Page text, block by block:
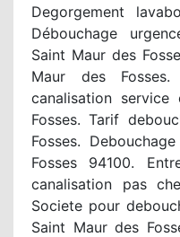
Degorgement
Débouchage
Saint Maur des
Maur des
canalisation
Fosses. Tarif
Fosses.
Fosses 94100.
canalisation pas
Societe pour
Saint Maur des